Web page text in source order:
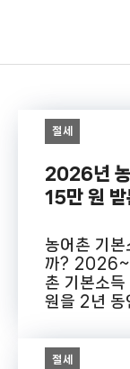
절세
2026년 농
15만 원
농어촌 기본
까?
촌 기본소
원을 2년 동
절세